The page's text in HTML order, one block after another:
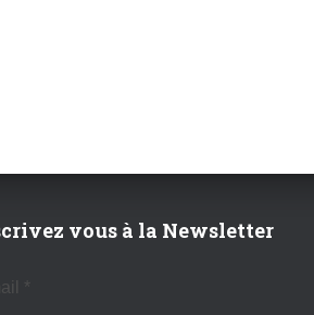
vous à la Newsletter
*